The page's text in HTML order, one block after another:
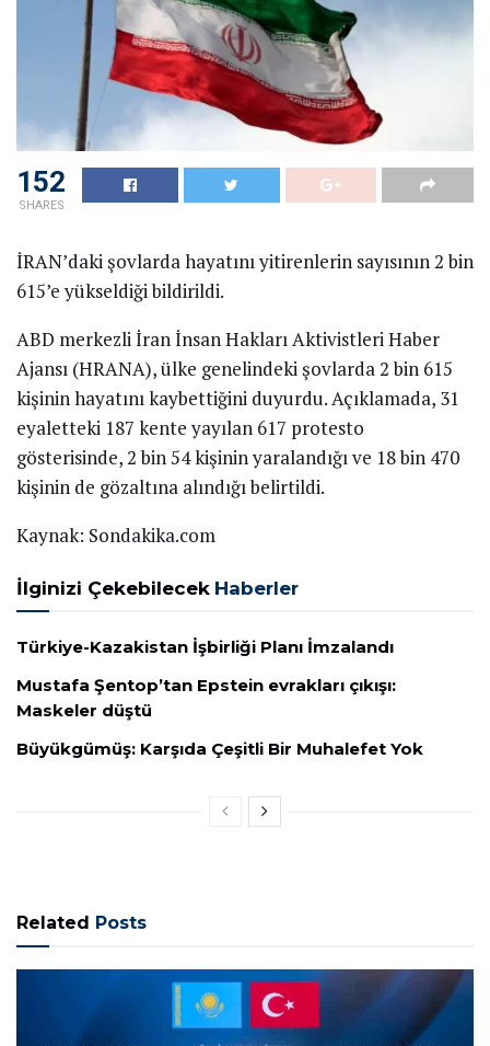
152
SHARES
İRAN’daki şovlarda hayatını yitirenlerin sayısının 2 bin
615’e yükseldiği bildirildi.
ABD merkezli İran İnsan Hakları Aktivistleri Haber
Ajansı (HRANA), ülke genelindeki şovlarda 2 bin 615
kişinin hayatını kaybettiğini duyurdu. Açıklamada, 31
eyaletteki 187 kente yayılan 617 protesto
gösterisinde, 2 bin 54 kişinin yaralandığı ve 18 bin 470
kişinin de gözaltına alındığı belirtildi.
Kaynak: Sondakika.com
İlginizi Çekebilecek Haberler
Türkiye-Kazakistan İşbirliği Planı İmzalandı
Mustafa Şentop’tan Epstein evrakları çıkışı:
Maskeler düştü
Büyükgümüş: Karşıda Çeşitli Bir Muhalefet Yok
Related Posts